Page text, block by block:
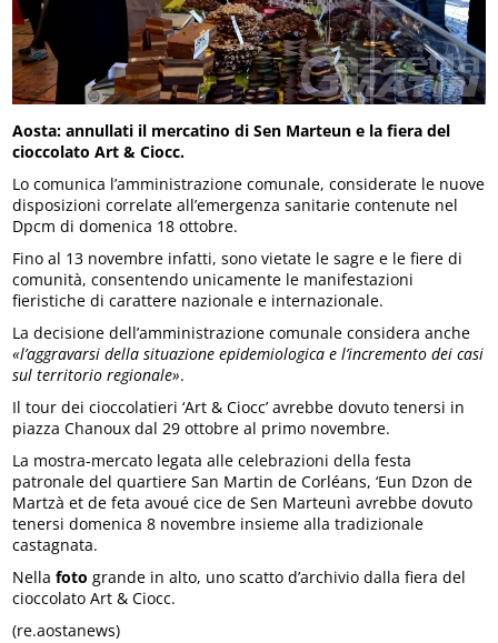
Aosta: annullati il mercatino di Sen Marteun e la fiera del
cioccolato Art & Ciocc.
Lo comunica l’amministrazione comunale, considerate le nuove
disposizioni correlate all’emergenza sanitarie contenute nel
Dpcm di domenica 18 ottobre.
Fino al 13 novembre infatti, sono vietate le sagre e le fiere di
comunità, consentendo unicamente le manifestazioni
fieristiche di carattere nazionale e internazionale.
La decisione dell’amministrazione comunale considera anche
«l’aggravarsi della situazione epidemiologica e l’incremento dei casi
sul territorio regionale».
Il tour dei cioccolatieri ‘Art & Ciocc’ avrebbe dovuto tenersi in
piazza Chanoux dal 29 ottobre al primo novembre.
La mostra-mercato legata alle celebrazioni della festa
patronale del quartiere San Martin de Corléans, ‘Eun Dzon de
Martzà et de feta avoué cice de Sen Marteunì avrebbe dovuto
tenersi domenica 8 novembre insieme alla tradizionale
castagnata.
Nellafoto grande in alto, uno scatto d’archivio dalla fiera del
cioccolato Art & Ciocc.
(re.aostanews)